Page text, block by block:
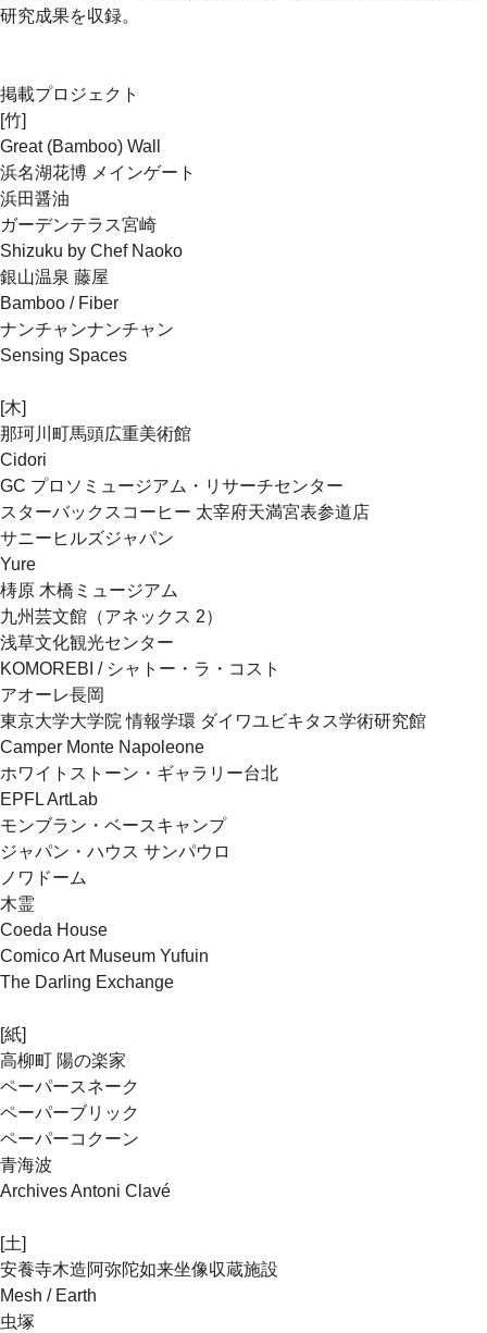
研究成果を収録。
掲載プロジェクト
[竹]
Great (Bamboo) Wall
浜名湖花博 メインゲート
浜田醤油
ガーデンテラス宮崎
Shizuku by Chef Naoko
銀山温泉 藤屋
Bamboo / Fiber
ナンチャンナンチャン
Sensing Spaces
[木]
那珂川町馬頭広重美術館
Cidori
GC プロソミュージアム・リサーチセンター
スターバックスコーヒー 太宰府天満宮表参道店
サニーヒルズジャパン
Yure
梼原 木橋ミュージアム
九州芸文館（アネックス 2）
浅草文化観光センター
KOMOREBI / シャトー・ラ・コスト
アオーレ長岡
東京大学大学院 情報学環 ダイワユビキタス学術研究館
Camper Monte Napoleone
ホワイトストーン・ギャラリー台北
EPFL ArtLab
モンブラン・ベースキャンプ
ジャパン・ハウス サンパウロ
ノワドーム
木霊
Coeda House
Comico Art Museum Yufuin
The Darling Exchange
[紙]
高柳町 陽の楽家
ペーパースネーク
ペーパーブリック
ペーパーコクーン
青海波
Archives Antoni Clavé
[土]
安養寺木造阿弥陀如来坐像収蔵施設
Mesh / Earth
虫塚